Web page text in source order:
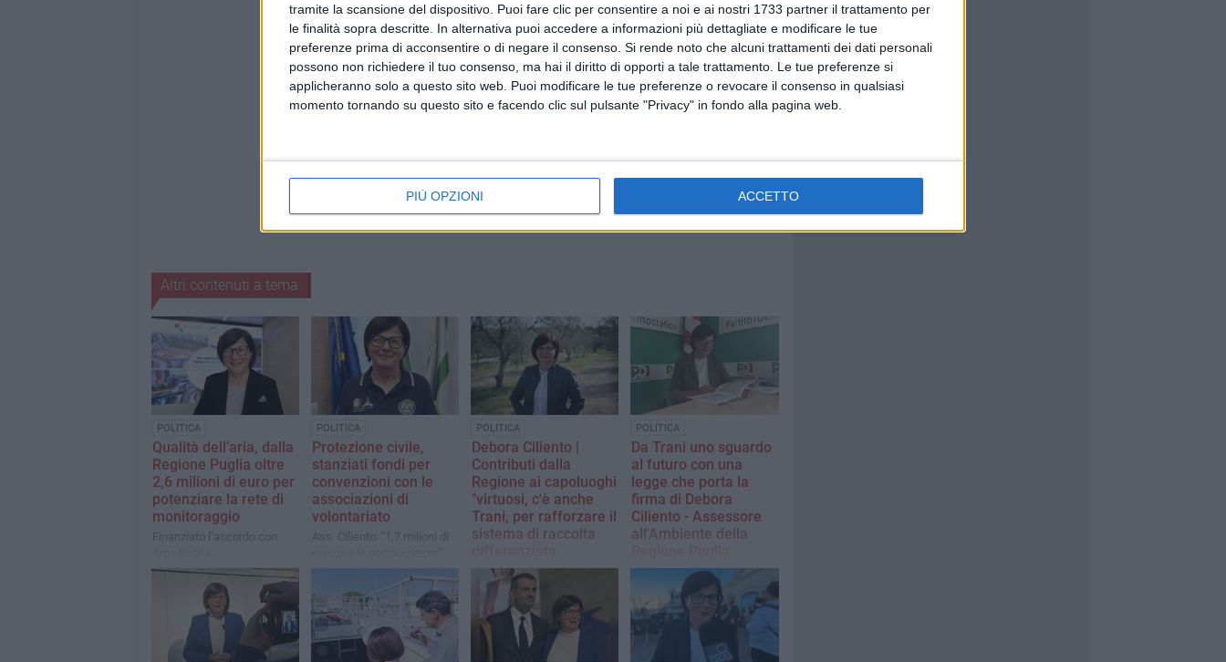
tramite la scansione del dispositivo. Puoi fare clic per consentire a noi e ai nostri 1733 partner il trattamento per
le finalità sopra descritte. In alternativa puoi accedere a informazioni più dettagliate e modificare le tue
preferenze prima di acconsentire o di negare il consenso. Si rende noto che alcuni trattamenti dei dati personali
possono non richiedere il tuo consenso, ma hai il diritto di opporti a tale trattamento. Le tue preferenze si
applicheranno solo a questo sito web. Puoi modificare le tue preferenze o revocare il consenso in qualsiasi
momento tornando su questo sito e facendo clic sul pulsante "Privacy" in fondo alla pagina web.
PIÙ OPZIONI ACCETTO
Altri contenuti a tema
POLITICA
Qualità dell’aria, dalla
Regione Puglia oltre
2,6 milioni di euro per
potenziare la rete di
monitoraggio
Finanziato l’accordo con
POLITICA
Protezione civile,
stanziati fondi per
convenzioni con le
associazioni di
volontariato
Ass. Ciliento: "1,7 milioni di
POLITICA
Debora Ciliento |
Contributi dalla
Regione ai capoluoghi
"virtuosi, c'è anche
Trani, per rafforzare il
sistema di raccolta
L'assessorato regionale
all'ambiente ridà slancio alla
raccolta differenziata anche
in altri Comuni capoluogo di
Bari, Brindisi, Foggia e
POLITICA
Da Trani uno sguardo
al futuro con una
legge che porta la
firma di Debora
Ciliento - Assessore
all'Ambiente della
Una svolta storica che
introduce la Valutazione di
Impatto Generazionale e di
Genere per garantire
sviluppo sostenibile, equità
e il diritto dei giovani di non